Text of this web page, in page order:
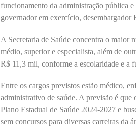
funcionamento da administração pública
governador em exercício, desembargador
A Secretaria de Saúde concentra o maior
médio, superior e especialista, além de
R$ 11,3 mil, conforme a escolaridade e a
Entre os cargos previstos estão médico,
administrativo de saúde. A previsão é
Plano Estadual de Saúde 2024-2027 e
sem concursos para diversas carreiras da